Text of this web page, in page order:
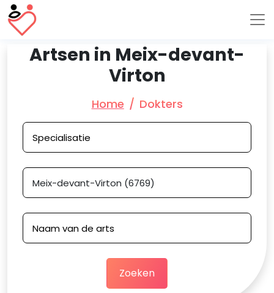
Artsen in Meix-devant-
Virton
Home Dokters
Zoeken